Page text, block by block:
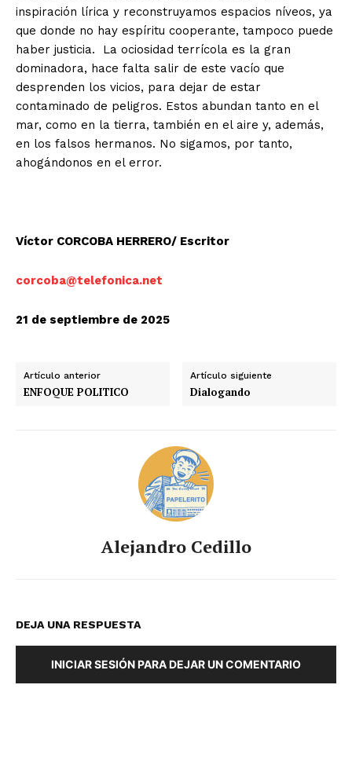
inspiración lírica y reconstruyamos espacios níveos, ya
que donde no hay espíritu cooperante, tampoco puede
haber justicia. La ociosidad terrícola es la gran
dominadora, hace falta salir de este vacío que
desprenden los vicios, para dejar de estar
contaminado de peligros. Estos abundan tanto en el
mar, como en la tierra, también en el aire y, además,
en los falsos hermanos. No sigamos, por tanto,
ahogándonos en el error.
Víctor CORCOBA HERRERO/ Escritor
corcoba@telefonica.net
21 de septiembre de 2025
Artículo anterior
ENFOQUE POLITICO
Artículo siguiente
Dialogando
Alejandro Cedillo
DEJA UNA RESPUESTA
INICIAR SESIÓN PARA DEJAR UN COMENTARIO